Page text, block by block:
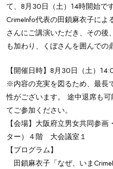
て、8月30日（土）14時開始です
CrimeInfo代表の田鎖麻衣子に
さんにご講演いただき、その
も加わり、くぼさんを囲んでの
【開催日時】8月30日（土）
※内容の充実を図るため、最長
性がございます。 途中退席も
てご参加ください。
【会場】大阪府立男女共同参
ター）４階 大会議室１
【プログラム】
田鎖麻衣子「なぜ、いま